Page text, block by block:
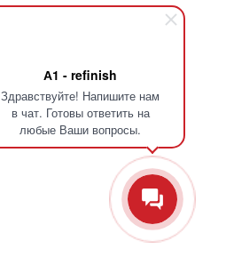
А1 - refinish
Здравствуйте! Напишите нам
в чат. Готовы ответить на
любые Ваши вопросы.